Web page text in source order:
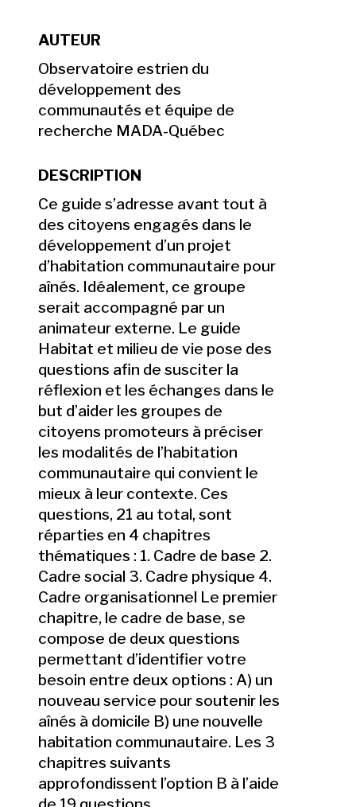
AUTEUR
Observatoire estrien du
développement des
communautés et équipe de
recherche MADA-Québec
DESCRIPTION
Ce guide s’adresse avant tout à
des citoyens engagés dans le
développement d’un projet
d’habitation communautaire pour
aînés. Idéalement, ce groupe
serait accompagné par un
animateur externe. Le guide
Habitat et milieu de vie pose des
questions afin de susciter la
réflexion et les échanges dans le
but d’aider les groupes de
citoyens promoteurs à préciser
les modalités de l’habitation
communautaire qui convient le
mieux à leur contexte. Ces
questions, 21 au total, sont
réparties en 4 chapitres
thématiques : 1. Cadre de base 2.
Cadre social 3. Cadre physique 4.
Cadre organisationnel Le premier
chapitre, le cadre de base, se
compose de deux questions
permettant d’identifier votre
besoin entre deux options : A) un
nouveau service pour soutenir les
aînés à domicile B) une nouvelle
habitation communautaire. Les 3
chapitres suivants
approfondissent l’option B à l’aide